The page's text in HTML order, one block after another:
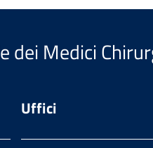
dei Medici
Uffici